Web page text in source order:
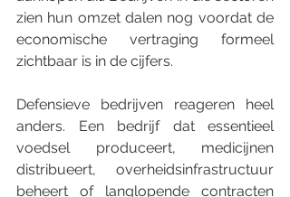
zien hun omzet dalen nog voordat de
economische vertraging formeel
zichtbaar is in de cijfers.
Defensieve bedrijven reageren heel
anders. Een bedrijf dat essentieel
voedsel produceert, medicijnen
distribueert, overheidsinfrastructuur
beheert of langlopende contracten